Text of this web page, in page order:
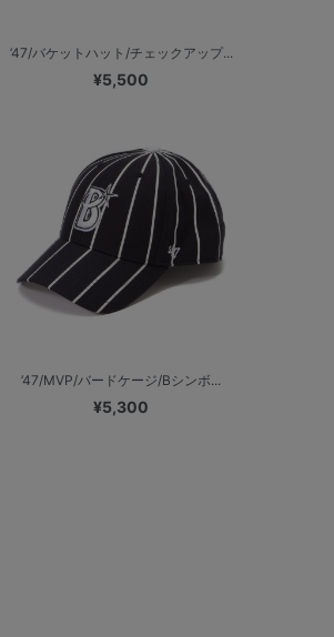
’47/バケットハット/チェックアップ...
¥5,500
’47/MVP/バードケージ/Bシンボ...
¥5,300